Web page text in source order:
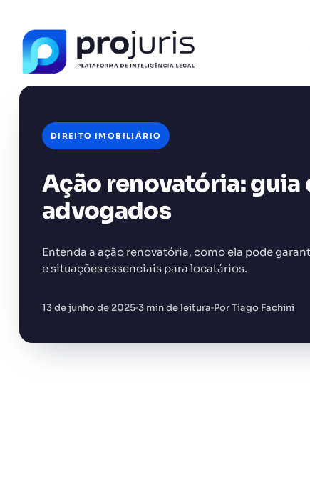
DIREITO IMOBILIÁRIO
Ação renovatória:
advogados
Entenda a ação renovatória, como ela pode
e situações essenciais para locatários.
13 de junho de 2025 3 min de leitura Por Tiago Fachini
FERRAMENTA RECOMENDADA PARA ESTE
Análise de Riscos Contratuais